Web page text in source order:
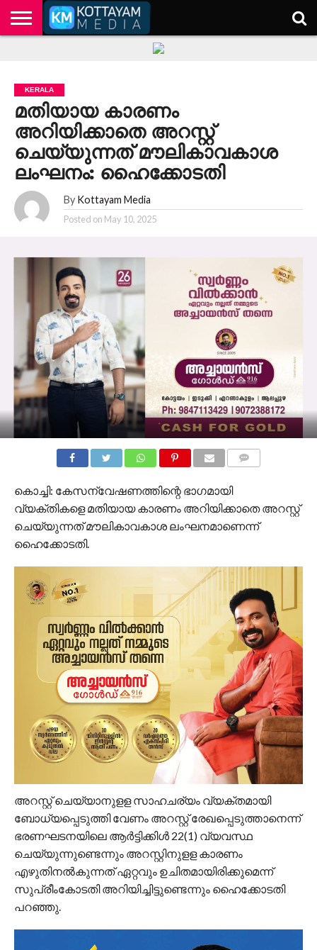
KERALA
മതിയായ കാരണം
അറിയിക്കാതെ അറസ്റ്റ്
ചെയ്യുന്നത് മൗലികാവകാശ
ലംഘനം: ഹൈക്കോടതി
By Kottayam Media
Posted on May 10, 2025
കൊച്ചി: കേസന്വേഷണത്തിന്റെ ഭാഗമായി
വ്യക്തികളെ മതിയായ കാരണം അറിയിക്കാതെ അറസ്റ്റ്
ചെയ്യുന്നത് മൗലികാവകാശ ലംഘനമാണെന്ന്
ഹൈക്കോടതി.
അറസ്റ്റ് ചെയ്യാനുളള സാഹചര്യം വ്യക്തമായി
ബോധ്യപ്പെടുത്തി വേണം അറസ്റ്റ് രേഖപ്പെടുത്താനെന്ന്
ഭരണഘടനയിലെ ആര്‍ട്ടിക്കിള്‍ 22(1) വ്യവസ്ഥ
ചെയ്യുന്നുണ്ടെന്നും അറസ്റ്റിനുളള കാരണം
എഴുതിനല്‍കുന്നത് ഏറ്റവും ഉചിതമായിരിക്കുമെന്ന്
സുപ്രീംകോടതി അറിയിച്ചിട്ടുണ്ടെന്നും ഹൈക്കോടതി
പറഞ്ഞു.